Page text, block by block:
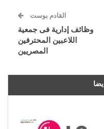
القادم بوست
وظائف إدارية فى جمعية
اللاعبين المحترفين
المصريين